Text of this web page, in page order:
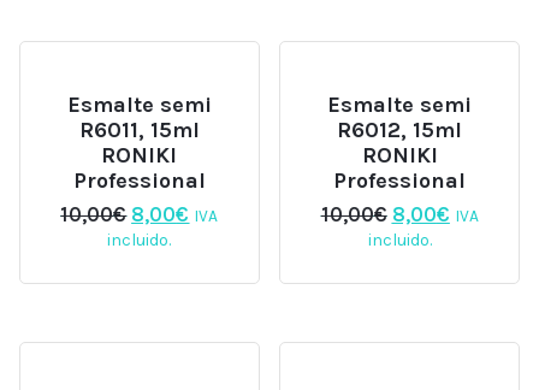
Esmalte semi
R6011, 15ml
RONIKI
Professional
10,00€ El
precio
era:
8,00€ El
es:
IVA
incluido.
Esmalte semi
R6012, 15ml
RONIKI
Professional
10,00€ El
precio
era:
8,00€El
es:
IVA
incluido.